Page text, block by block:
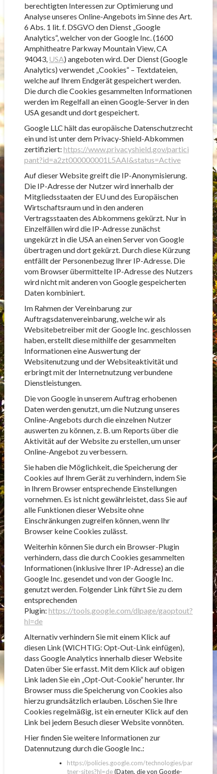
berechtigten Interessen zur Optimierung und
Analyse unseres Online-Angebots im Sinne des Art.
6 Abs. 1 lit. f. DSGVO den Dienst „Google
Analytics“, welcher von der Google Inc. (1600
Amphitheatre Parkway Mountain View, CA
94043, USA) angeboten wird. Der Dienst (Google
Analytics) verwendet „Cookies“ – Textdateien,
welche auf Ihrem Endgerät gespeichert werden.
Die durch die Cookies gesammelten Informationen
werden im Regelfall an einen Google-Server in den
USA gesandt und dort gespeichert.
Google LLC hält das europäische Datenschutzrecht
ein und ist unter dem Privacy-Shield-Abkommen
zertifiziert: https://www.privacyshield.gov/partici
pant?id=a2zt000000001L5AAI&status=Active
Auf dieser Website greift die IP-Anonymisierung.
Die IP-Adresse der Nutzer wird innerhalb der
Mitgliedsstaaten der EU und des Europäischen
Wirtschaftsraum und in den anderen
Vertragsstaaten des Abkommens gekürzt. Nur in
Einzelfällen wird die IP-Adresse zunächst
ungekürzt in die USA an einen Server von Google
übertragen und dort gekürzt. Durch diese Kürzung
entfällt der Personenbezug Ihrer IP-Adresse. Die
vom Browser übermittelte IP-Adresse des Nutzers
wird nicht mit anderen von Google gespeicherten
Daten kombiniert.
Im Rahmen der Vereinbarung zur
Auftragsdatenvereinbarung, welche wir als
Websitebetreiber mit der Google Inc. geschlossen
haben, erstellt diese mithilfe der gesammelten
Informationen eine Auswertung der
Websitenutzung und der Websiteaktivität und
erbringt mit der Internetnutzung verbundene
Dienstleistungen.
Die von Google in unserem Auftrag erhobenen
Daten werden genutzt, um die Nutzung unseres
Online-Angebots durch die einzelnen Nutzer
auswerten zu können, z. B. um Reports über die
Aktivität auf der Website zu erstellen, um unser
Online-Angebot zu verbessern.
Sie haben die Möglichkeit, die Speicherung der
Cookies auf Ihrem Gerät zu verhindern, indem Sie
in Ihrem Browser entsprechende Einstellungen
vornehmen. Es ist nicht gewährleistet, dass Sie auf
alle Funktionen dieser Website ohne
Einschränkungen zugreifen können, wenn Ihr
Browser keine Cookies zulässt.
Weiterhin können Sie durch ein Browser-Plugin
verhindern, dass die durch Cookies gesammelten
Informationen (inklusive Ihrer IP-Adresse) an die
Google Inc. gesendet und von der Google Inc.
genutzt werden. Folgender Link führt Sie zu dem
entsprechenden
Plugin: https://tools.google.com/dlpage/gaoptout?
hl=de
Alternativ verhindern Sie mit einem Klick auf
diesen Link (WICHTIG: Opt-Out-Link einfügen),
dass Google Analytics innerhalb dieser Website
Daten über Sie erfasst. Mit dem Klick auf obigen
Link laden Sie ein „Opt-Out-Cookie“ herunter. Ihr
Browser muss die Speicherung von Cookies also
hierzu grundsätzlich erlauben. Löschen Sie Ihre
Cookies regelmäßig, ist ein erneuter Klick auf den
Link bei jedem Besuch dieser Website vonnöten.
Hier finden Sie weitere Informationen zur
Datennutzung durch die Google Inc.:
https://policies.google.com/technologies/par
tner-sites?hl=de(Daten, die von Google-